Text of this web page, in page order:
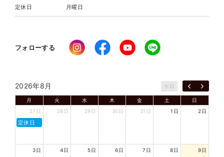
定休日 月曜日
フォローする
2026年8月 今日
月 火 水 木 金 土
日
27日
定休日
28日 29日 30日 31日 1日 2日
3日 4日 5日 6日 7日 8日 9日